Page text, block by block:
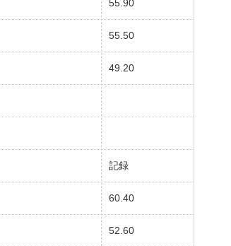
55.90
55.50
49.20
記録
60.40
52.60